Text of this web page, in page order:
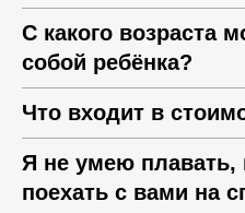
С какого возраста
собой ребёнка?
Что входит в
Я не умею плавать,
поехать с вами на